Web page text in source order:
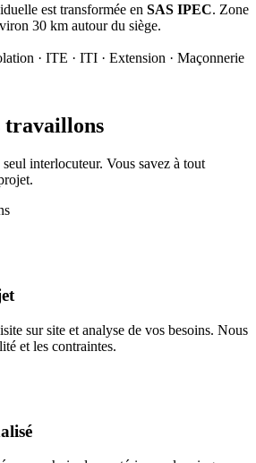
est transformée en SAS IPEC. Zone
30 km autour du siège.
· ITE · ITI · Extension · Maçonnerie
travaillons
interlocuteur. Vous savez à tout
sur site et analyse de vos besoins. Nous
et les contraintes.